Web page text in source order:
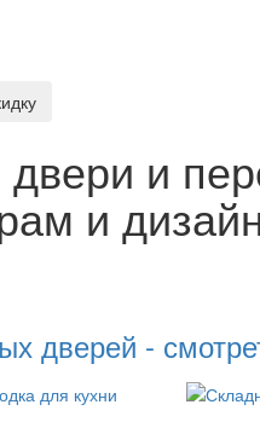
и
и
дверей -